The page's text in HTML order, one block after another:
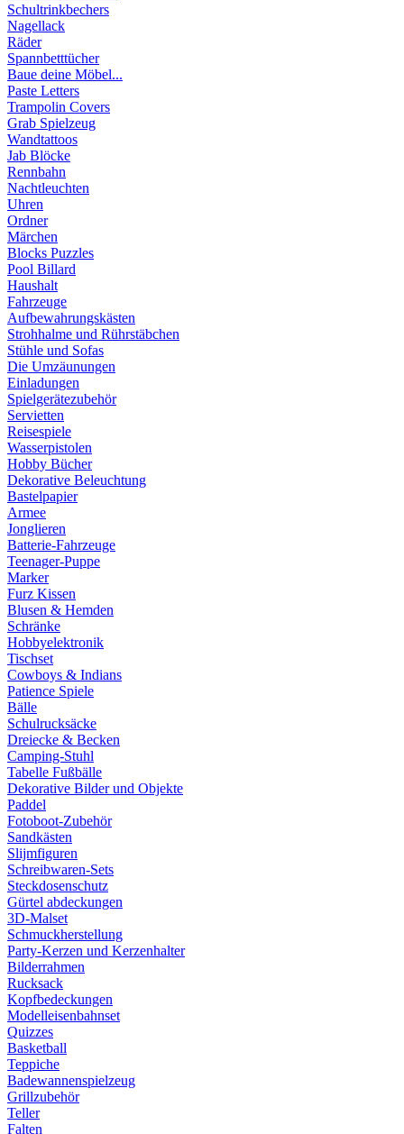
Schultrinkbechers
Nagellack
Räder
Spannbetttücher
Baue deine Möbel...
Paste Letters
Trampolin Covers
Grab Spielzeug
Wandtattoos
Jab Blöcke
Rennbahn
Nachtleuchten
Uhren
Ordner
Märchen
Blocks Puzzles
Pool Billard
Haushalt
Fahrzeuge
Aufbewahrungskästen
Strohhalme und Rührstäbchen
Stühle und Sofas
Die Umzäunungen
Einladungen
Spielgerätezubehör
Servietten
Reisespiele
Wasserpistolen
Hobby Bücher
Dekorative Beleuchtung
Bastelpapier
Armee
Jonglieren
Batterie-Fahrzeuge
Teenager-Puppe
Marker
Furz Kissen
Blusen & Hemden
Schränke
Hobbyelektronik
Tischset
Cowboys & Indians
Patience Spiele
Bälle
Schulrucksäcke
Dreiecke & Becken
Camping-Stuhl
Tabelle Fußbälle
Dekorative Bilder und Objekte
Paddel
Fotoboot-Zubehör
Sandkästen
Slijmfiguren
Schreibwaren-Sets
Steckdosenschutz
Gürtel abdeckungen
3D-Malset
Schmuckherstellung
Party-Kerzen und Kerzenhalter
Bilderrahmen
Rucksack
Kopfbedeckungen
Modelleisenbahnset
Quizzes
Basketball
Teppiche
Badewannenspielzeug
Grillzubehör
Teller
Falten